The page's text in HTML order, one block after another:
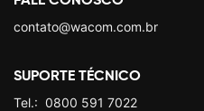
contato@wacom.com.br
SUPORTE TÉCNICO
Tel.: 0800 591 7022